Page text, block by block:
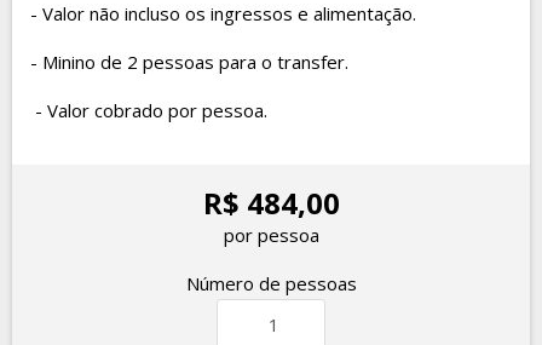
- Valor não incluso os ingressos e alimentação.
- Minino de 2 pessoas para o transfer.
- Valor cobrado por pessoa.
R$ 484,00
por pessoa
Número de pessoas